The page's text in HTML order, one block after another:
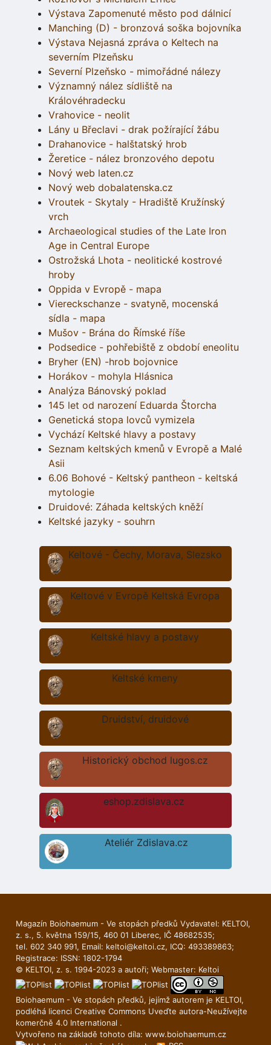
Výstava Zapomenuté město pod dálnicí
Manching (D) - bronzová soška bojovníka
Výstava Nejasná zpráva o Keltech na
severním Plzeňsku
Severní Plzeňsko - mimořádné nálezy
Významný nález sídliště na
Královéhradecku
Vrahovice - neolit
Lány u Břeclavi - drak požírající žábu
Drahanovice - halštatský hrob
Žeretice - nález bronzového depotu
Nový web laten.cz
Nový web dobalatenska.cz
Vroutek - Skytaly - Hradiště Kružínský
vrch
Archaeological studies of the Late Iron
Age in Central Europe
Ostrožská Lhota - neolitické kostrové
hroby
Oppida v Evropě - mapa
Viereckschanze - svatyně, mocenská
sídla - mapa
Mušov - Brána do Římské říše
Podsedice - pohřebiště z období eneolitu
Bryher (EN) -hrob bojovnice
Horákov - mohyla Hlásnica
Analýza Bánovský poklad
145 let od narození Eduarda Štorcha
Genetická stopa lovců vymizela
Vychází Keltské hlavy a postavy
Seznam keltských kmenů v Evropě a Malé
Asii
6.06 Bohové - Keltský pantheon - keltská
mytologie
Druidové: Záhada keltských kněží
Keltské jazyky - souhrn
Keltové - Čechy, Morava, Slezsko
Keltové v Evropě Keltská Evropa
Keltské hlavy a postavy
Keltské kmeny
Druidství, druidové
Historický obchod lugos.cz
eshop.zdislava.cz
Ateliér Zdislava.cz
Magazín Boiohaemum - Ve stopách předků Vydavatel: KELTOI,
z. s., 5. května 159/15, 460 01 Liberec, IČ 48682535;
tel. 602 340 991, Email: keltoi@keltoi.cz, ICQ: 493389863;
Registrace: ISSN: 1802-1794
© KELTOI, z. s. 1994-2023 a autoři; Webmaster: Keltoi
Boiohaemum - Ve stopách předků, jejímž autorem je KELTOI,
podléhá licenci Creative Commons Uveďte autora-Neuží­vejte
komerčně 4.0 International .
Vytvořeno na základě tohoto díla: www.boiohaemum.cz